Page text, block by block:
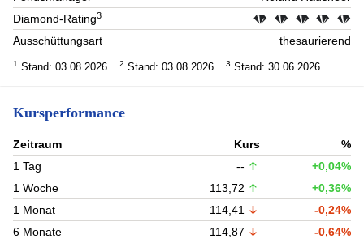
Diamond-Rating3
Ausschüttungsart thesaurierend
1 Stand: 03.08.2026 2 Stand: 03.08.2026 3 Stand: 30.06.2026
Kursperformance
Zeitraum Kurs
%
1 Tag
--
+0,04%
1 Woche
113,72
+0,36%
1 Monat
114,41
-0,24%
6 Monate
114,87
-0,64%